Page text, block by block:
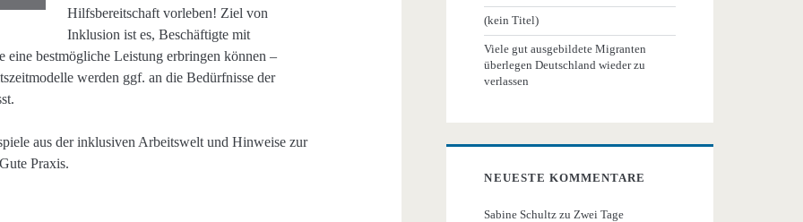
Hilfsbereitschaft vorleben! Ziel von
Inklusion ist es, Beschäftigte mit
eine bestmögliche Leistung erbringen können –
werden ggf. an die Bedürfnisse der
aus der inklusiven Arbeitswelt und Hinweise zur
Praxis.
(kein Titel)
Viele gut ausgebildete Migranten
überlegen Deutschland wieder zu
verlassen
NEUESTE KOMMENTARE
Sabine Schultz zu Zwei Tage